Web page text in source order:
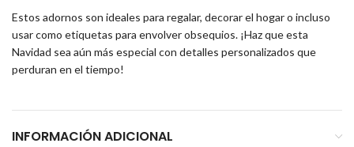
Estos adornos son ideales para regalar, decorar el hogar o incluso
usar como etiquetas para envolver obsequios. ¡Haz que esta
Navidad sea aún más especial con detalles personalizados que
perduran en el tiempo!
INFORMACIÓN ADICIONAL